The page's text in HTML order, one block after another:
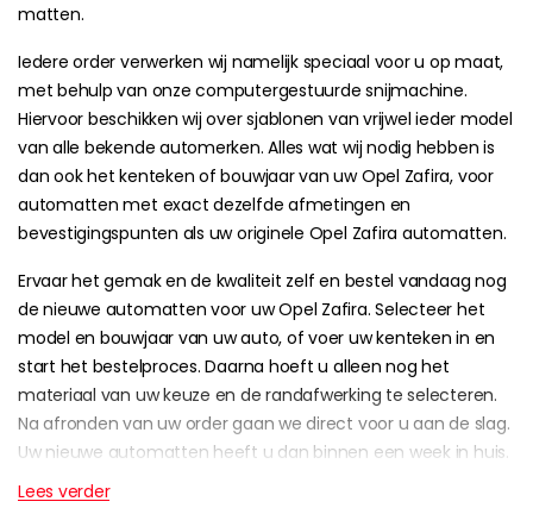
matten.
Iedere order verwerken wij namelijk speciaal voor u op maat,
met behulp van onze computergestuurde snijmachine.
Hiervoor beschikken wij over sjablonen van vrijwel ieder model
van alle bekende automerken. Alles wat wij nodig hebben is
dan ook het kenteken of bouwjaar van uw Opel Zafira, voor
automatten met exact dezelfde afmetingen en
bevestigingspunten als uw originele Opel Zafira automatten.
Ervaar het gemak en de kwaliteit zelf en bestel vandaag nog
de nieuwe automatten voor uw Opel Zafira. Selecteer het
model en bouwjaar van uw auto, of voer uw kenteken in en
start het bestelproces. Daarna hoeft u alleen nog het
materiaal van uw keuze en de randafwerking te selecteren.
Na afronden van uw order gaan we direct voor u aan de slag.
Uw nieuwe automatten heeft u dan binnen een week in huis.
Lees verder